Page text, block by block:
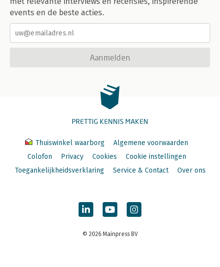
events en de beste acties.
Aanmelden
PRETTIG KENNIS MAKEN
Thuiswinkel waarborg
Algemene voorwaarden
Colofon
Privacy Cookies
Cookie instellingen
Toegankelijkheidsverklaring
Service & Contact Over ons
© 2026 Mainpress BV